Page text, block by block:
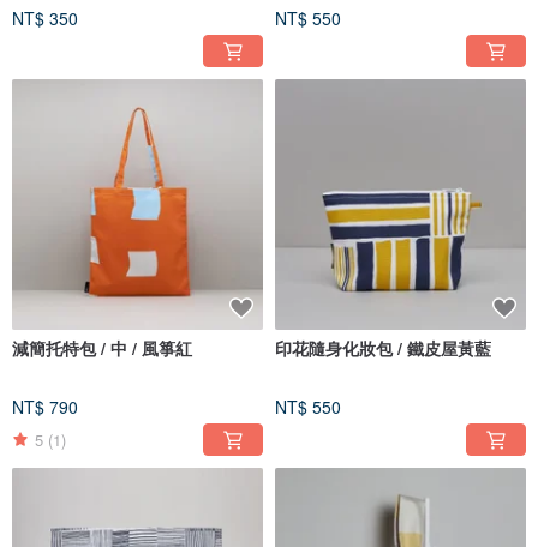
NT$ 350 NT$ 550
減簡托特包 / 中 / 風箏紅
NT$ 790
5 (1)
印花隨身化妝包 / 鐵皮屋黃藍
NT$ 550